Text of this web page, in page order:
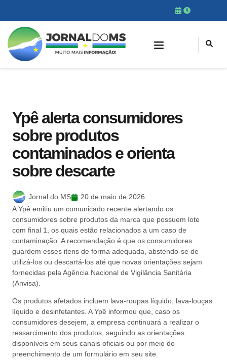
Ypê alerta consumidores
sobre produtos
contaminados e orienta
sobre descarte
Jornal do MS
20 de maio de 2026.
A Ypê emitiu um comunicado recente alertando os
consumidores sobre produtos da marca que possuem lote
com final 1, os quais estão relacionados a um caso de
contaminação. A recomendação é que os consumidores
guardem esses itens de forma adequada, abstendo-se de
utilizá-los ou descartá-los até que novas orientações sejam
fornecidas pela Agência Nacional de Vigilância Sanitária
(Anvisa).
Os produtos afetados incluem lava-roupas líquido, lava-louças
líquido e desinfetantes. A Ypê informou que, caso os
consumidores desejem, a empresa continuará a realizar o
ressarcimento dos produtos, seguindo as orientações
disponíveis em seus canais oficiais ou por meio do
preenchimento de um formulário em seu site.